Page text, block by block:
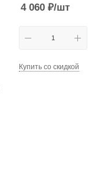
4 060 ₽/шт
Купить со скидкой